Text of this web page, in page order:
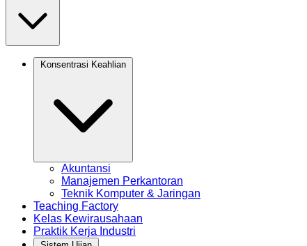
Akuntansi
Manajemen Perkantoran
Teknik Komputer & Jaringan
Teaching Factory
Kelas Kewirausahaan
Praktik Kerja Industri